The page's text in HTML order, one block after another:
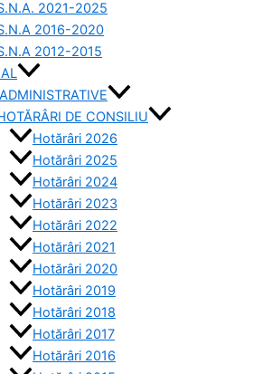
2021-2025
2016-2020
2012-2015
DE CONSILIU
Hotărâri 2026
Hotărâri 2025
Hotărâri 2024
Hotărâri 2023
Hotărâri 2022
Hotărâri 2021
Hotărâri 2020
Hotărâri 2019
Hotărâri 2018
Hotărâri 2017
Hotărâri 2016